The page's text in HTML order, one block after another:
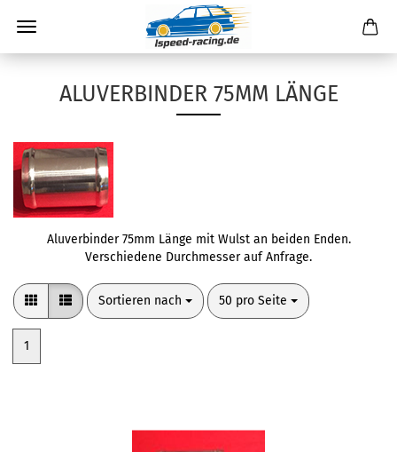
ALUVERBINDER 75MM LÄNGE
Aluverbinder 75mm Länge mit Wulst an beiden Enden.
Verschiedene Durchmesser auf Anfrage.
Sortieren nach
Sortieren nach 50 pro Seite
pro Seite
1